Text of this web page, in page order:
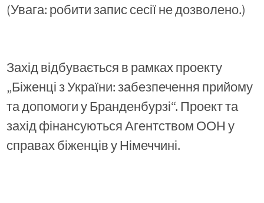
(Увага: робити запис сесії не дозволено.)
Захід відбувається в рамках проекту
„Біженці з України: забезпечення прийому
та допомоги у Бранденбурзі“. Проект та
захід фінансуються Агентством ООН у
справах біженців у Німеччині.